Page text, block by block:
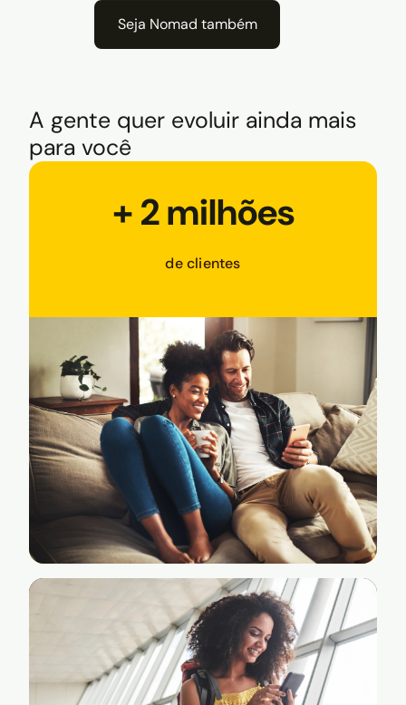
Seja Nomad também
A gente quer evoluir ainda mais
para você
+ 2 milhões
de clientes